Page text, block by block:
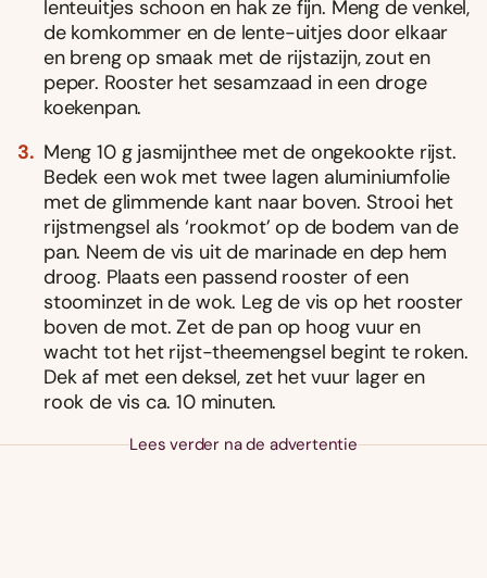
lenteuitjes schoon en hak ze fijn. Meng de venkel,
de komkommer en de lente-uitjes door elkaar
en breng op smaak met de rijstazijn, zout en
peper. Rooster het sesamzaad in een droge
koekenpan.
Meng 10 g jasmijnthee met de ongekookte rijst.
Bedek een wok met twee lagen aluminiumfolie
met de glimmende kant naar boven. Strooi het
rijstmengsel als ‘rookmot’ op de bodem van de
pan. Neem de vis uit de marinade en dep hem
droog. Plaats een passend rooster of een
stoominzet in de wok. Leg de vis op het rooster
boven de mot. Zet de pan op hoog vuur en
wacht tot het rijst-theemengsel begint te roken.
Dek af met een deksel, zet het vuur lager en
rook de vis ca. 10 minuten.
Lees verder na de advertentie